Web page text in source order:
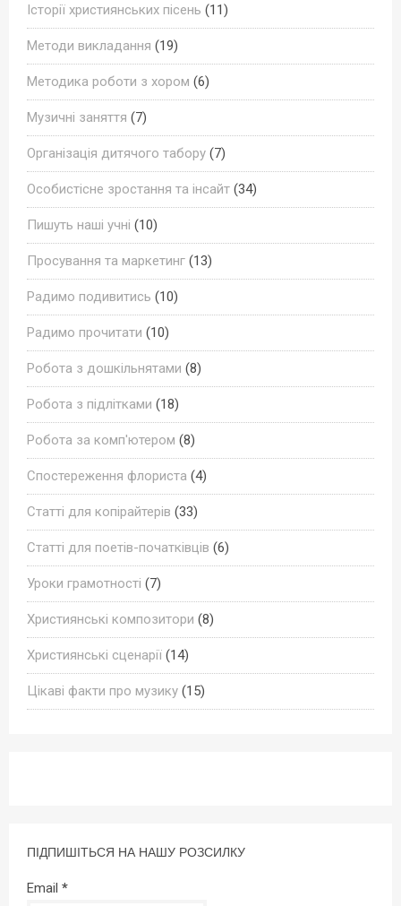
Історії християнських пісень (11)
Методи викладання (19)
Методика роботи з хором (6)
Музичні заняття (7)
Організація дитячого табору (7)
Особистісне зростання та інсайт (34)
Пишуть наші учні (10)
Просування та маркетинг (13)
Радимо подивитись (10)
Радимо прочитати (10)
Робота з дошкільнятами (8)
Робота з підлітками (18)
Робота за комп'ютером (8)
Спостереження флориста (4)
Статті для копірайтерів (33)
Статті для поетів-початківців (6)
Уроки грамотності (7)
Християнські композитори (8)
Християнські сценарії (14)
Цікаві факти про музику (15)
ПІДПИШІТЬСЯ НА НАШУ РОЗСИЛКУ
Email *